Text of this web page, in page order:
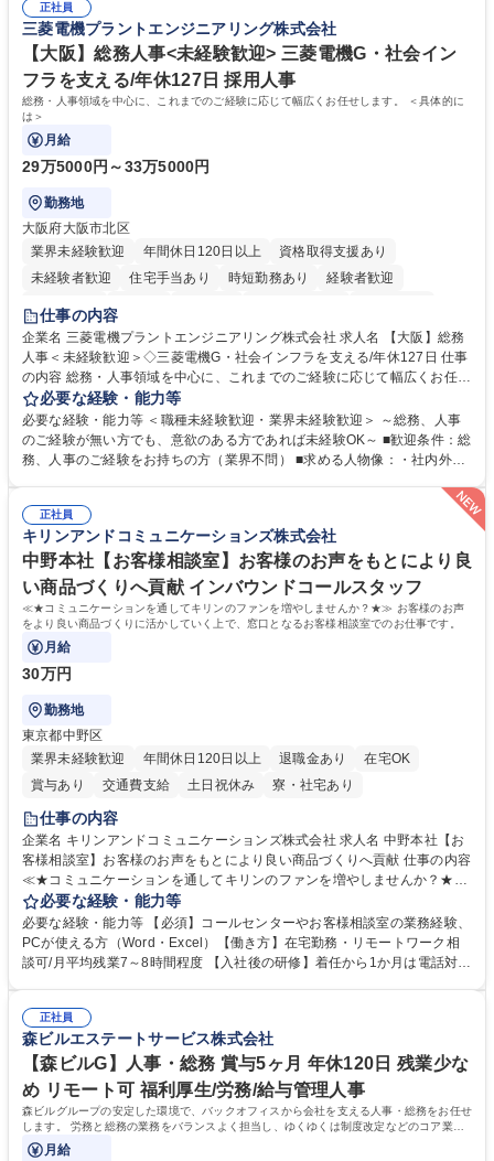
幅広く経験を積みたい意欲がある方に最適な環境です。 募集職種 【総
務・人事】未経験歓迎/日立グループ/組織運営を支えるゼネラリストを目
指す
のご経験 ■労務管理（給与計算・社会保険手続き・勤怠管理など）の経験
■衛生管理者の資格をお持ちの方 学歴・資格 学歴：大学院 大学 高専 短大
専修学校 高校 語学力： 資格：
正社員
三菱電機プラントエンジニアリング株式会社
【大阪】総務人事<未経験歓迎> 三菱電機G・社会イン
フラを支える/年休127日 採用人事
総務・人事領域を中心に、これまでのご経験に応じて幅広くお任せします。 ＜具体的に
は＞
月給
29万5000円～33万5000円
勤務地
大阪府大阪市北区
業界未経験歓迎
年間休日120日以上
資格取得支援あり
未経験者歓迎
住宅手当あり 時短勤務あり
経験者歓迎
退職金あり
駅近5分以内
土日祝休み 服装自由 寮・社宅あり 食事補助あり
仕事の内容
企業名 三菱電機プラントエンジニアリング株式会社 求人名 【大阪】総務
人事＜未経験歓迎＞◇三菱電機G・社会インフラを支える/年休127日 仕事
の内容 総務・人事領域を中心に、これまでのご経験に応じて幅広くお任せ
します。 ＜具体的には＞ ・総務/人事労務（給与・社保・勤怠管理など）
・採用・教育研修 ・福利厚生運用 など ※基本的には事務所勤務ですが、
採用や教育等の業務内容により、関西圏以外への日帰り・宿泊を伴う国内
出張もございます。 ※担当業務を持ちつつ、お互いに助け合いながら、総
総務人事＜未経験歓迎＞◇三菱電機G・社会インフラを支える/年休127日
必要な経験・能力等
必要な経験・能力等 ＜職種未経験歓迎・業界未経験歓迎＞ ～総務、人事
のご経験が無い方でも、意欲のある方であれば未経験OK～ ■歓迎条件：総
務、人事のご経験をお持ちの方（業界不問） ■求める人物像：・社内外の
ミュニケーション能力を持っている方 ・人事総務領域に興味がありゼネラ
正社員
キリンアンドコミュニケーションズ株式会社
中野本社【お客様相談室】お客様のお声をもとにより良
い商品づくりへ貢献 インバウンドコールスタッフ
≪★コミュニケーションを通してキリンのファンを増やしませんか？★≫ お客様のお声
をより良い商品づくりに活かしていく上で、窓口となるお客様相談室でのお仕事です。
月給
30万円
勤務地
東京都中野区
業界未経験歓迎
年間休日120日以上 退職金あり
在宅OK
賞与あり
交通費支給 土日祝休み 寮・社宅あり
仕事の内容
企業名 キリンアンドコミュニケーションズ株式会社 求人名 中野本社【お
客様相談室】お客様のお声をもとにより良い商品づくりへ貢献 仕事の内容
≪★コミュニケーションを通してキリンのファンを増やしませんか？★≫
お客様のお声をより良い商品づくりに活かしていく上で、窓口となるお客
様相談室でのお仕事です。 日々お客様からいただくキリングループへのご
意見を、企業活動に活かしています。お客様からの声に迅速かつ誠意をも
って対応、情報提供するとともにグループ内活動に反映しています。 【具
平均100件前後■メール・手紙：同上40件前後 募集職種 中野本社【お客様
相談室】お客様のお声をもとにより良い商品づくりへ貢献
必要な経験・能力等
必要な経験・能力等 【必須】コールセンターやお客様相談室の業務経験、
PCが使える方（Word・Excel）【働き方】在宅勤務・リモートワーク相
談可/月平均残業7～8時間程度 【入社後の研修】着任から1か月は電話対応
すのでご安心ください。 【当社について】キリングループの広報機能を担
う会社として、お客様との出会いを大切にし、磨き上げたホスピタリティ
を込めてコミュニケーションをとりながら広報関連業務を行っておりま
す。 学歴・資格 学歴：大学院 大学 高専 短大 専修学校 高校 語学力： 資
格：
正社員
森ビルエステートサービス株式会社
【森ビルG】人事・総務 賞与5ヶ月 年休120日 残業少な
め リモート可 福利厚生/労務/給与管理人事
森ビルグループの安定した環境で、バックオフィスから会社を支える人事・総務をお任せ
します。 労務と総務の業務をバランスよく担当し、ゆくゆくは制度改定などのコア業務
にも挑戦できる、やりがいある環境です。
月給